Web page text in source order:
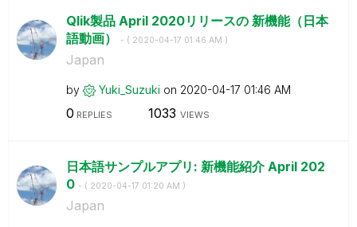
Qlik製品 April 2020リリースの 新機能（日本
語動画）
- ( ‎2020-04-17 01:46 AM )
Japan
by Yuki_Suzuki on ‎2020-04-17 01:46 AM
0 REPLIES 1033 VIEWS
日本語サンプルアプリ: 新機能紹介 April 202
0 - ( ‎2020-04-17 01:20 AM )
Japan